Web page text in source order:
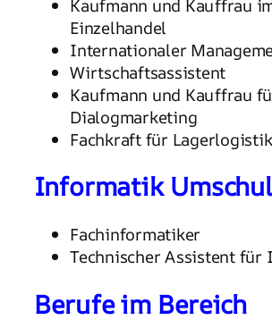
Kaufmann und Kauffrau
Einzelhandel
Internationaler
Wirtschaftsassistent
Kaufmann und Kauffrau
Dialogmarketing
Fachkraft für Lagerlogistik
Informatik
Fachinformatiker
Technischer Assistent
Berufe im Bereich